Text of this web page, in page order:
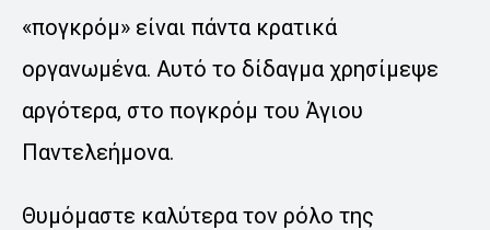
«πογκρόμ» είναι πάντα κρατικά
οργανωμένα. Αυτό το δίδαγμα χρησίμεψε
αργότερα, στο πογκρόμ του Άγιου
Παντελεήμονα.
Θυμόμαστε καλύτερα τον ρόλο της